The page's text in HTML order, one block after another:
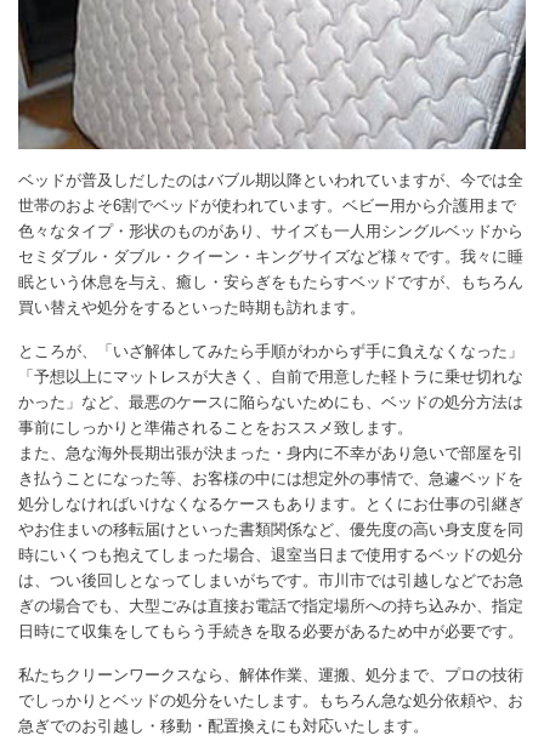
ベッドが普及しだしたのはバブル期以降といわれていますが、今では全
世帯のおよそ6割でベッドが使われています。ベビー用から介護用まで
色々なタイプ・形状のものがあり、サイズも一人用シングルベッドから
セミダブル・ダブル・クイーン・キングサイズなど様々です。我々に睡
眠という休息を与え、癒し・安らぎをもたらすベッドですが、もちろん
買い替えや処分をするといった時期も訪れます。
ところが、「いざ解体してみたら手順がわからず手に負えなくなった」
「予想以上にマットレスが大きく、自前で用意した軽トラに乗せ切れな
かった」など、最悪のケースに陥らないためにも、ベッドの処分方法は
事前にしっかりと準備されることをおススメ致します。
また、急な海外長期出張が決まった・身内に不幸があり急いで部屋を引
き払うことになった等、お客様の中には想定外の事情で、急遽ベッドを
処分しなければいけなくなるケースもあります。とくにお仕事の引継ぎ
やお住まいの移転届けといった書類関係など、優先度の高い身支度を同
時にいくつも抱えてしまった場合、退室当日まで使用するベッドの処分
は、つい後回しとなってしまいがちです。市川市では引越しなどでお急
ぎの場合でも、大型ごみは直接お電話で指定場所への持ち込みか、指定
日時にて収集をしてもらう手続きを取る必要があるため中が必要です。
私たちクリーンワークスなら、解体作業、運搬、処分まで、プロの技術
でしっかりとベッドの処分をいたします。もちろん急な処分依頼や、お
急ぎでのお引越し・移動・配置換えにも対応いたします。